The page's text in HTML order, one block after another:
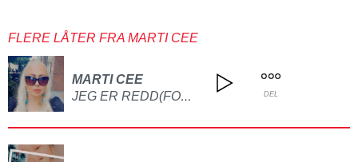
FLERE LÅTER FRA MARTI CEE
MARTI CEE
JEG ER REDD(FOR Å BINDE MEG) DEL